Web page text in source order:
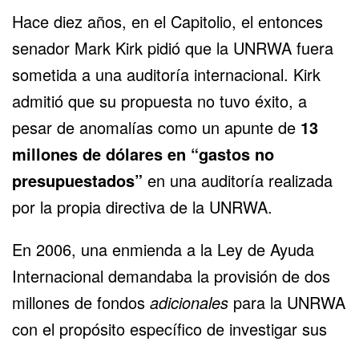
Hace diez años, en el Capitolio, el entonces
senador Mark Kirk pidió que la UNRWA fuera
sometida a una auditoría internacional. Kirk
admitió que su propuesta no tuvo éxito, a
pesar de anomalías como un apunte de 13
millones de dólares en “gastos no
presupuestados” en una auditoría realizada
por la propia directiva de la UNRWA.
En 2006, una enmienda a la Ley de Ayuda
Internacional demandaba la provisión de dos
millones de fondos adicionales para la UNRWA
con el propósito específico de investigar sus